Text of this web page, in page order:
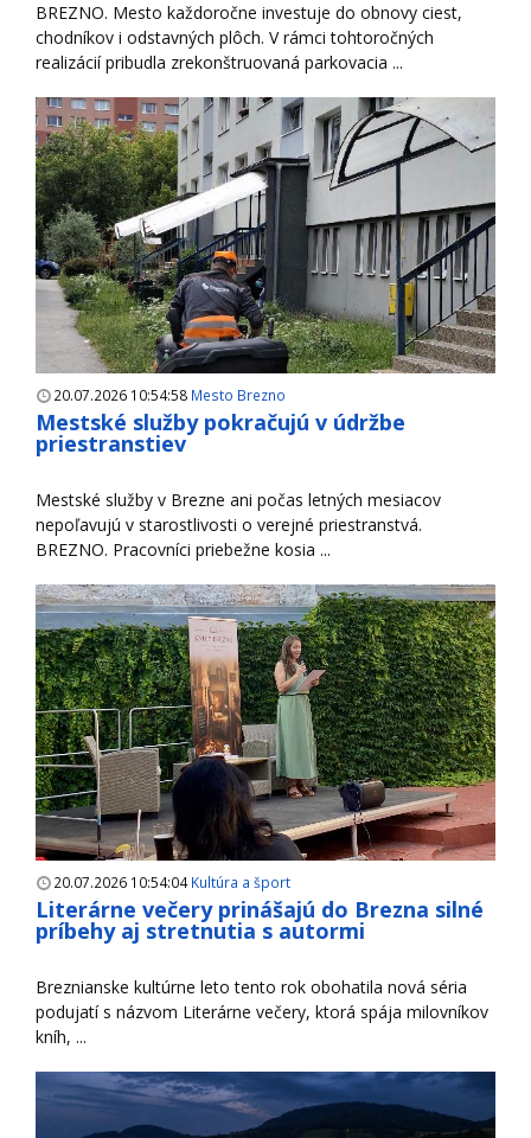
BREZNO. Mesto každoročne investuje do obnovy ciest,
chodníkov i odstavných plôch. V rámci tohtoročných
realizácií pribudla zrekonštruovaná parkovacia ...
20.07.2026 10:54:58 Mesto Brezno
Mestské služby pokračujú v údržbe
priestranstiev
Mestské služby v Brezne ani počas letných mesiacov
nepoľavujú v starostlivosti o verejné priestranstvá.
BREZNO. Pracovníci priebežne kosia ...
20.07.2026 10:54:04Kultúra a šport
Literárne večery prinášajú do Brezna silné
príbehy aj stretnutia s autormi
Breznianske kultúrne leto tento rok obohatila nová séria
podujatí s názvom Literárne večery, ktorá spája milovníkov
kníh, ...